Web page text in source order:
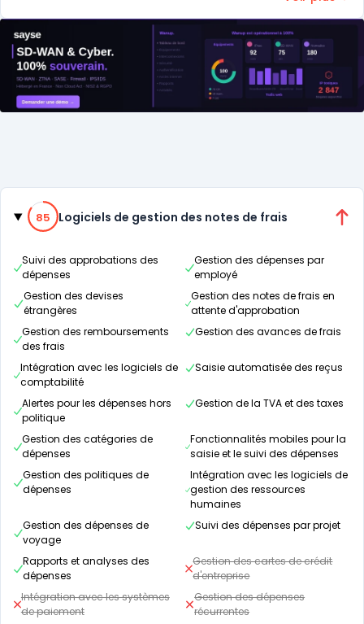
Catégories
85% de compatibilité
85 Logiciels de gestion des notes de frais
Suivi des approbations des
dépenses
Gestion des dépenses par
employé
Gestion des devises
étrangères
Gestion des notes de frais en
attente d'approbation
Gestion des remboursements
des frais
Gestion des avances de frais
Intégration avec les logiciels de
comptabilité
Saisie automatisée des reçus
Alertes pour les dépenses hors
politique
Gestion de la TVA et des taxes
Gestion des catégories de
dépenses
Fonctionnalités mobiles pour la
saisie et le suivi des dépenses
Gestion des politiques de
dépenses
Intégration avec les logiciels de
gestion des ressources
humaines
Gestion des dépenses de
voyage
Suivi des dépenses par projet
Rapports et analyses des
dépenses
Gestion des cartes de crédit
d'entreprise
Intégration avec les systèmes
de paiement
Gestion des dépenses
récurrentes